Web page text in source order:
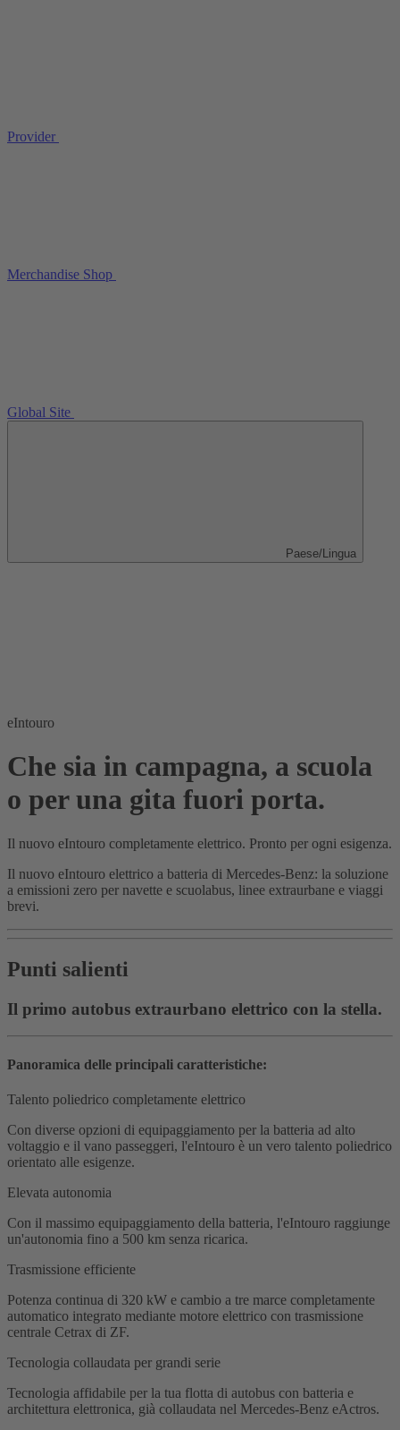
Provider
Merchandise Shop
Global Site
Paese/Lingua
eIntouro
Che sia in campagna, a scuola
o per una gita fuori porta.
Il nuovo eIntouro completamente elettrico. Pronto per ogni esigenza.
Il nuovo eIntouro elettrico a batteria di Mercedes-Benz: la soluzione
a emissioni zero per navette e scuolabus, linee extraurbane e viaggi
brevi.
Punti salienti
Il primo autobus extraurbano elettrico con la stella.
Panoramica delle principali caratteristiche:
Talento poliedrico completamente elettrico
Con diverse opzioni di equipaggiamento per la batteria ad alto
voltaggio e il vano passeggeri, l'eIntouro è un vero talento poliedrico
orientato alle esigenze.
Elevata autonomia
Con il massimo equipaggiamento della batteria, l'eIntouro raggiunge
un'autonomia fino a 500 km senza ricarica.
Trasmissione efficiente
Potenza continua di 320 kW e cambio a tre marce completamente
automatico integrato mediante motore elettrico con trasmissione
centrale Cetrax di ZF.
Tecnologia collaudata per grandi serie
Tecnologia affidabile per la tua flotta di autobus con batteria e
architettura elettronica, già collaudata nel Mercedes-Benz eActros.